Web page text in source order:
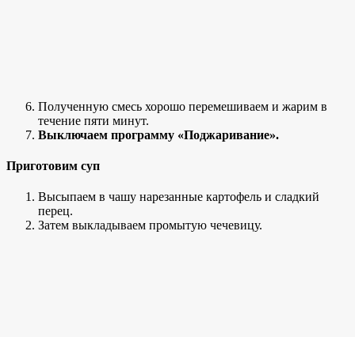
Полученную смесь хорошо перемешиваем и жарим в
течение пяти минут.
Выключаем программу «Поджаривание».
Приготовим суп
Высыпаем в чашу нарезанные картофель и сладкий
перец.
Затем выкладываем промытую чечевицу.